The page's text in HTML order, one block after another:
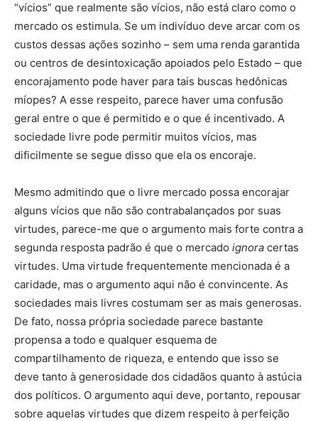
“vícios” que realmente são vícios, não está claro como o
mercado os estimula. Se um indivíduo deve arcar com os
custos dessas ações sozinho – sem uma renda garantida
ou centros de desintoxicação apoiados pelo Estado – que
encorajamento pode haver para tais buscas hedônicas
míopes? A esse respeito, parece haver uma confusão
geral entre o que é permitido e o que é incentivado. A
sociedade livre pode permitir muitos vícios, mas
dificilmente se segue disso que ela os encoraje.
Mesmo admitindo que o livre mercado possa encorajar
alguns vícios que não são contrabalançados por suas
virtudes, parece-me que o argumento mais forte contra a
segunda resposta padrão é que o mercado ignora certas
virtudes. Uma virtude frequentemente mencionada é a
caridade, mas o argumento aqui não é convincente. As
sociedades mais livres costumam ser as mais generosas.
De fato, nossa própria sociedade parece bastante
propensa a todo e qualquer esquema de
compartilhamento de riqueza, e entendo que isso se
deve tanto à generosidade dos cidadãos quanto à astúcia
dos políticos. O argumento aqui deve, portanto, repousar
sobre aquelas virtudes que dizem respeito à perfeição